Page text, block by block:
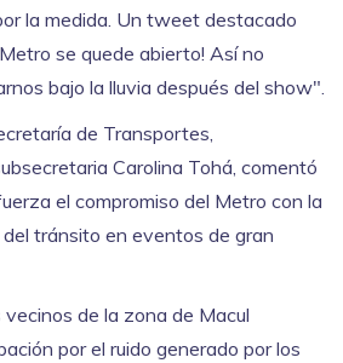
la medida. Un tweet destacado
se quede abierto! Así no
bajo la lluvia después del show".
de Transportes,
Carolina Tohá, comentó
el compromiso del Metro con la
tránsito en eventos de gran
vecinos de la zona de Macul
por el ruido generado por los